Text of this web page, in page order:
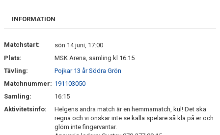
BILDGALLERI
KONTAKT
INFORMATION
Matchstart:
sön 14 juni, 17:00
Plats:
MSK Arena, samling kl 16.15
Tävling:
Pojkar 13 år Södra Grön
Matchnummer: 191103050
Samling:
16:15
Aktivitetsinfo:
Helgens andra match är en hemmamatch, kul! Det ska
regna och vi önskar inte se kalla spelare så klä på er och
glöm inte fingervantar.